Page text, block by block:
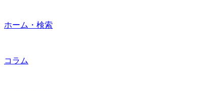
ホーム・検索
コラム